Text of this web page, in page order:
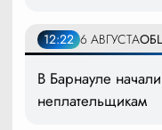
12:22 6 АВГУСТА
В Барнауле
неплательщикам